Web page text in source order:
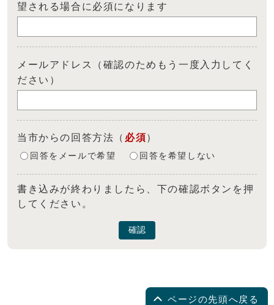
望される場合に必須になります
メールアドレス（確認のためもう一度入力してく
ださい）
当市からの回答方法 （ 必須）
回答をメールで希望 回答を希望しない
書き込みが終わりましたら、下の確認ボタンを押
してください。
確認
ページの先頭へ戻る